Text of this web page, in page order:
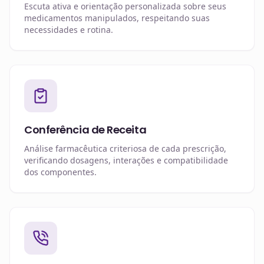
Escuta ativa e orientação personalizada sobre seus
medicamentos manipulados, respeitando suas
necessidades e rotina.
Conferência de Receita
Análise farmacêutica criteriosa de cada prescrição,
verificando dosagens, interações e compatibilidade
dos componentes.